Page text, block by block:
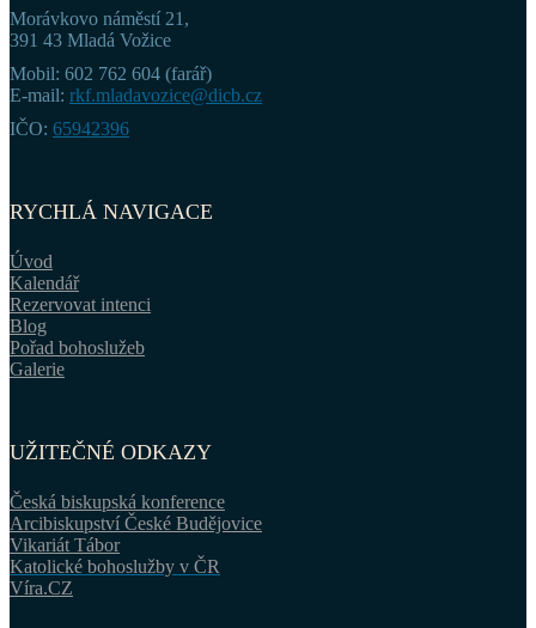
Morávkovo náměstí 21,
391 43 Mladá Vožice
Mobil: 602 762 604 (farář)
E-mail: rkf.mladavozice@dicb.cz
IČO: 65942396
RYCHLÁ NAVIGACE
Úvod
Kalendář
Rezervovat intenci
Blog
Pořad bohoslužeb
Galerie
UŽITEČNÉ ODKAZY
Česká biskupská konference
Arcibiskupství České Budějovice
Vikariát Tábor
Katolické bohoslužby v ČR
Víra.CZ